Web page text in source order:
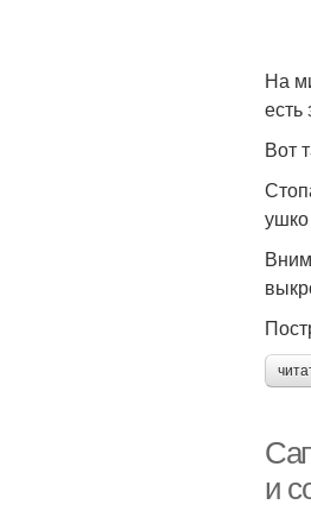
На
есть
Вот
ушко
и